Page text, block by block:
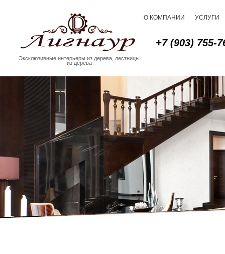
О КОМПАНИИ УСЛУГИ
+7 (903) 755-
Эксклюзивные интерьеры из дерева, лестницы
из дерева